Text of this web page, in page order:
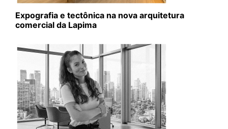
Expografia e tectônica na nova arquitetura
comercial da Lapima